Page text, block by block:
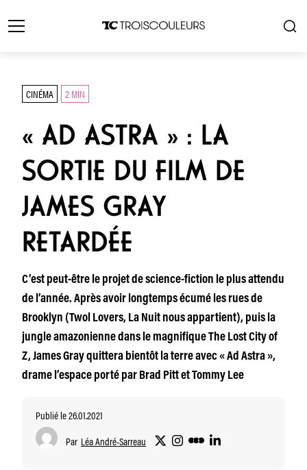
CINÉMA 2 MIN
« AD ASTRA » : LA
SORTIE DU FILM DE
JAMES GRAY
RETARDÉE
C’est peut-être le projet de science-fiction le plus attendu
de l’année. Après avoir longtemps écumé les rues de
Brooklyn (Twol Lovers, La Nuit nous appartient), puis la
jungle amazonienne dans le magnifique The Lost City of
Z, James Gray quittera bientôt la terre avec « Ad Astra »,
drame l’espace porté par Brad Pitt et Tommy Lee
Publié le 26.01.2021
Par Léa André-Sarreau